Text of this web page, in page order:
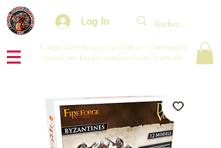
Log In
Congés d'été du 29/07 au 10/08/26 : Commandes
traitées une fois par semaine durant la période.